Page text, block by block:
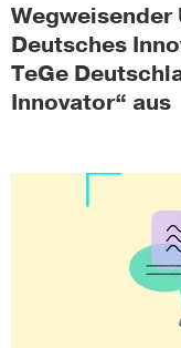
Deutsches
TeGe
Innovator“ aus